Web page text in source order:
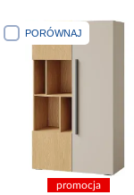
PORÓWNAJ
promocja